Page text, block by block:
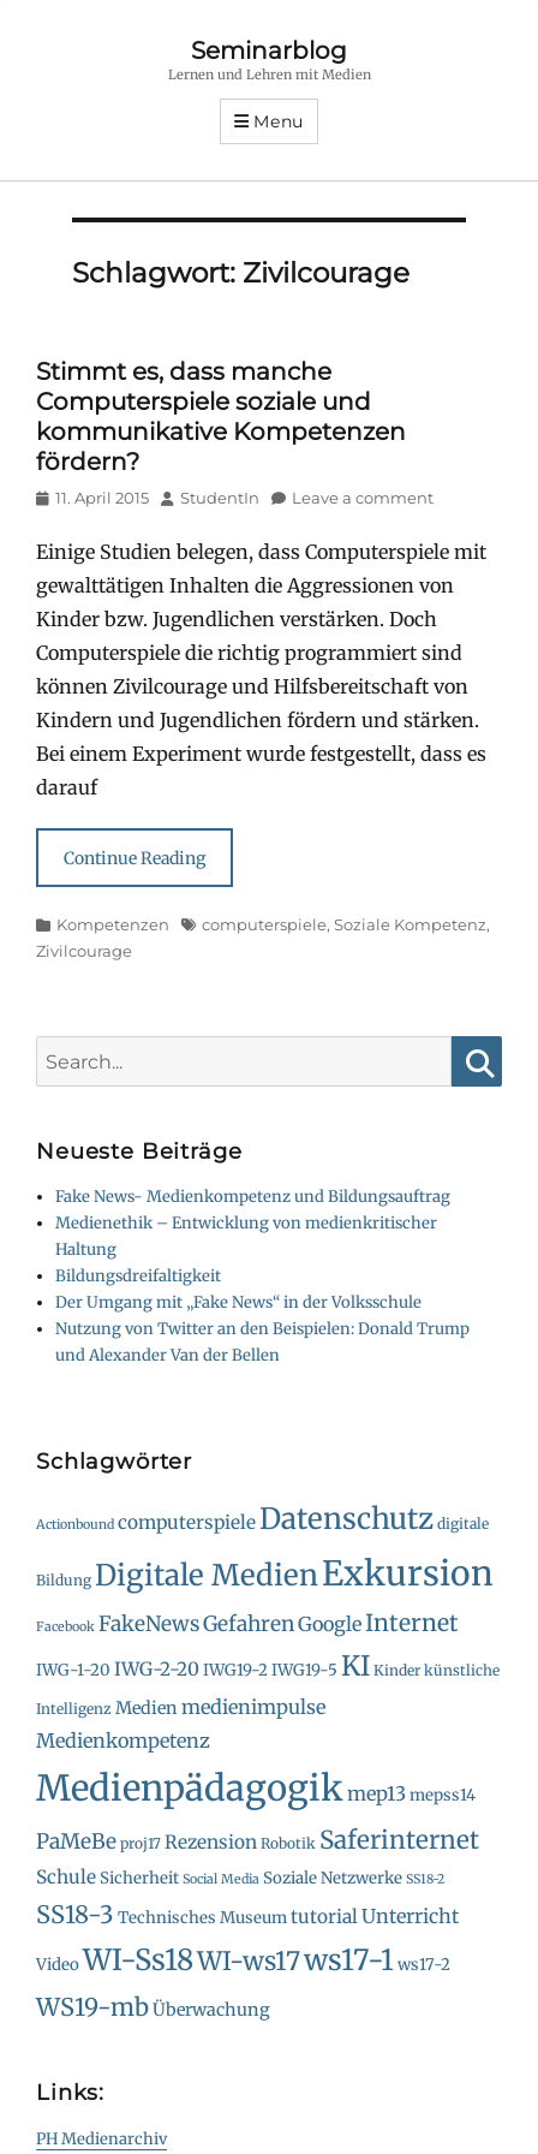
Seminarblog
Lernen und Lehren mit Medien
Menu
Schlagwort: Zivilcourage
Stimmt es, dass manche
Computerspiele soziale und
kommunikative Kompetenzen
fördern?
Posted
11. April 2015 Author
StudentIn Leave a comment
Einige Studien belegen, dass Computerspiele mit
gewalttätigen Inhalten die Aggressionen von
Kinder bzw. Jugendlichen verstärken. Doch
Computerspiele die richtig programmiert sind
können Zivilcourage und Hilfsbereitschaft von
Kindern und Jugendlichen fördern und stärken.
Bei einem Experiment wurde festgestellt, dass es
darauf
Continue Reading
Categories
Kompetenzen Tagscomputerspiele, Soziale Kompetenz,
Zivilcourage
for:
Neueste Beiträge
Fake News- Medienkompetenz und Bildungsauftrag
Medienethik – Entwicklung von medienkritischer
Haltung
Bildungsdreifaltigkeit
Der Umgang mit „Fake News“ in der Volksschule
Nutzung von Twitter an den Beispielen: Donald Trump
und Alexander Van der Bellen
Schlagwörter
Actionbound computerspiele Datenschutz digitale
Bildung Digitale MedienExkursion
Facebook FakeNewsGefahrenGoogleInternet
IWG-1-20 IWG-2-20 IWG19-2IWG19-5 KI Kinder künstliche
Intelligenz Medien medienimpulse
Medienkompetenz
Medienpädagogikmep13mepss14
PaMeBe proj17 Rezension Robotik Saferinternet
Schule Sicherheit Social Media Soziale Netzwerke SS18-2
SS18-3 Technisches MuseumtutorialUnterricht
VideoWI-Ss18WI-ws17ws17-1 ws17-2
WS19-mbÜberwachung
Links:
PH Medienarchiv